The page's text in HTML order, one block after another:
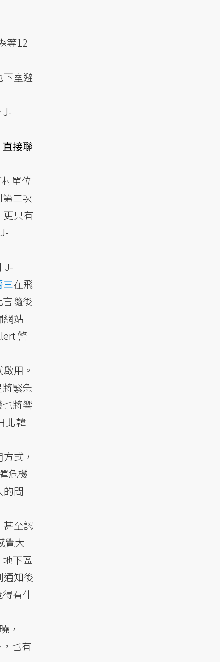
等12
室避
J-
接聯
單位
二次
更只有
J-
三在飛
隨後
網站
警
用。
緊急
將響
北韓
式，
危機
的問
甚至認
覺大
下區
通知後
有什
，
也有